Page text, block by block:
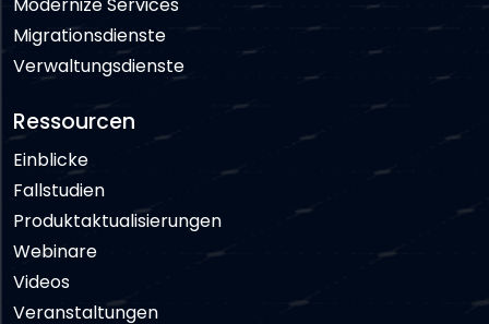
Modernize Services
Migrationsdienste
Verwaltungsdienste
Ressourcen
Einblicke
Fallstudien
Produktaktualisierungen
Webinare
Videos
Veranstaltungen